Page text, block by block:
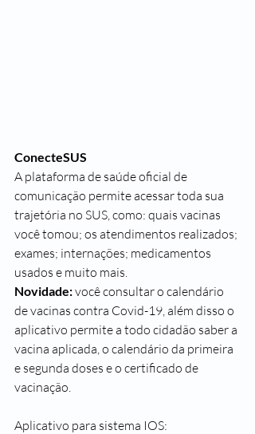
ConecteSUS
A plataforma de saúde oficial de
comunicação permite acessar toda sua
trajetória no SUS, como: quais vacinas
você tomou; os atendimentos realizados;
exames; internações; medicamentos
usados e muito mais.
Novidade: você consultar o calendário
de vacinas contra Covid-19, além disso o
aplicativo permite a todo cidadão saber a
vacina aplicada, o calendário da primeira
e segunda doses e o certificado de
vacinação.
Aplicativo para sistema IOS: